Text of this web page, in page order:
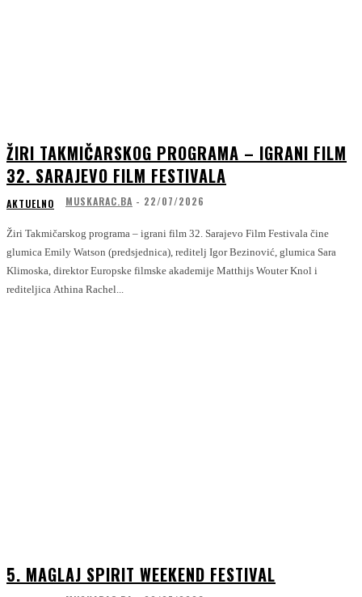
ŽIRI TAKMIČARSKOG PROGRAMA – IGRANI FILM
32. SARAJEVO FILM FESTIVALA
AKTUELNO MUSKARAC.BA - 22/07/2026
Žiri Takmičarskog programa – igrani film 32. Sarajevo Film Festivala čine
glumica Emily Watson (predsjednica), reditelj Igor Bezinović, glumica Sara
Klimoska, direktor Europske filmske akademije Matthijs Wouter Knol i
rediteljica Athina Rachel...
5. MAGLAJ SPIRIT WEEKEND FESTIVAL